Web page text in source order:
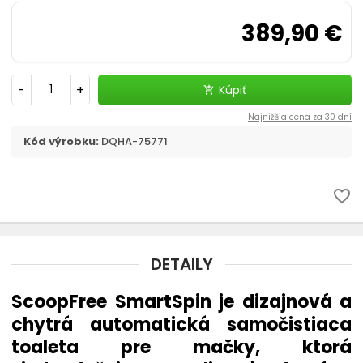
Dvierka, ochranné siete
Cestovanie s mačkou
389,90 €
- + add_shopping_cart Kúpiť
Najnižšia cena za 30 dní
Kód výrobku: DQHA-75771
favorite_border
DETAILY
ScoopFree SmartSpin je dizajnová a
chytrá automatická samočistiaca
toaleta pre mačky, ktorá